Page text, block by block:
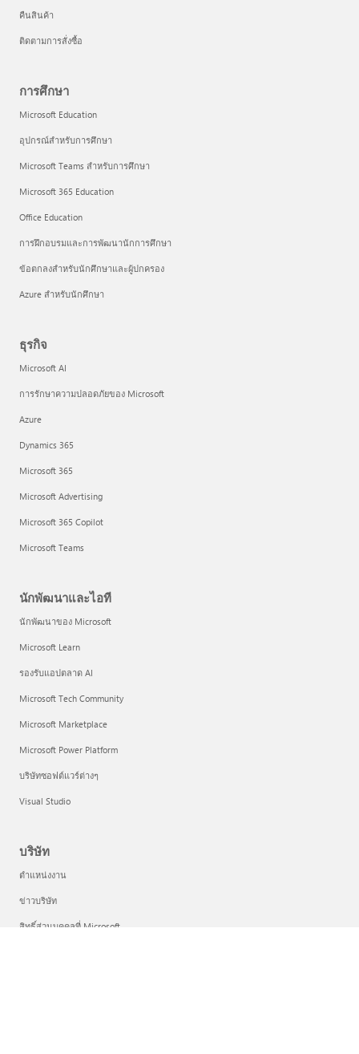
คืนสินค้า
ติดตามการสั่งซื้อ
การศึกษา
Microsoft Education
อุปกรณ์สำหรับการศึกษา
Microsoft Teams สำหรับการศึกษา
Microsoft 365 Education
Office Education
การฝึกอบรมและการพัฒนานักการศึกษา
ข้อตกลงสำหรับนักศึกษาและผู้ปกครอง
Azure สำหรับนักศึกษา
ธุรกิจ
Microsoft AI
การรักษาความปลอดภัยของ Microsoft
Azure
Dynamics 365
Microsoft 365
Microsoft Advertising
Microsoft 365 Copilot
Microsoft Teams
นักพัฒนาและไอที
นักพัฒนาของ Microsoft
Microsoft Learn
รองรับแอปตลาด AI
Microsoft Tech Community
Microsoft Marketplace
Microsoft Power Platform
บริษัทซอฟต์แวร์ต่างๆ
Visual Studio
บริษัท
ตำแหน่งงาน
ข่าวบริษัท
สิทธิ์ส่วนบุคคลที่ Microsoft